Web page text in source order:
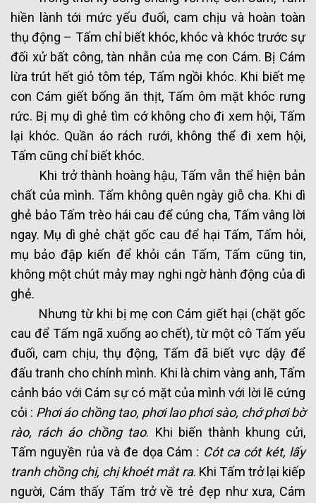
hiền lành tới mức yếu đuối, cam chịu và hoàn toàn
thụ động – Tấm chỉ biết khóc, khóc và khóc trước sự
đối xử bất công, tàn nhẫn của mẹ con Cám. Bị Cám
lừa trút hết giỏ tôm tép, Tấm ngồi khóc. Khi biết mẹ
con Cám giết bống ăn thịt, Tấm ôm mặt khóc rưng
rức. Bị mụ dì ghẻ tìm cớ không cho đi xem hội, Tấm
lại khóc. Quần áo rách rưới, không thể đi xem hội,
Tấm cũng chỉ biết khóc.
Khi trở thành hoàng hậu, Tấm vẫn thể hiện bản
chất của mình. Tấm không quên ngày giỗ cha. Khi dì
ghẻ bảo Tấm trèo hái cau để cúng cha, Tấm vâng lời
ngay. Mụ dì ghẻ chặt gốc cau để hại Tấm, Tấm hỏi,
mụ bảo đập kiến để khỏi cắn Tấm, Tấm cũng tin,
không một chút mảy may nghi ngờ hành động của dì
ghẻ.
Nhưng từ khi bị mẹ con Cám giết hại (chặt gốc
cau để Tấm ngã xuống ao chết), từ một cô Tấm yếu
đuối, cam chịu, thụ động, Tấm đã biết vực dậy để
đấu tranh cho chính mình. Khi là chim vàng anh, Tấm
cảnh báo với Cám sự có mặt của mình với lời lẽ cứng
cỏi : Phơi áo chồng tao, phơi lao phơi sào, chớ phơi bờ
rào, rách áo chồng tao. Khi biến thành khung cửi,
Tấm nguyền rủa và đe dọa Cám : Cót ca cót két, lấy
tranh chồng chị, chị khoét mắt ra. Khi Tấm trở lại kiếp
người, Cám thấy Tấm trở về trẻ đẹp như xưa, Cám